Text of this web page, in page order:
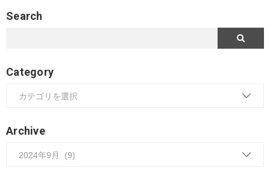
Search
Category
Archive